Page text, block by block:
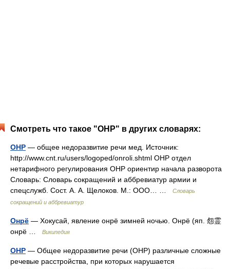
Смотреть что такое "ОНР" в других словарях:
ОНР — общее недоразвитие речи мед. Источник:
http://www.cnt.ru/users/logoped/onroli.shtml ОНР отдел
нетарифного регулирования ОНР ориентир начала разворота
Словарь: Словарь сокращений и аббревиатур армии и
спецслужб. Сост. А. А. Щелоков. М.: ООО… …
Словарь
сокращений и аббревиатур
Онрё — Хокусай, явление онрё зимней ночью. Онрё (яп. 怨霊
онрё …
Википедия
ОНР — Общее недоразвитие речи (ОНР) различные сложные
речевые расстройства, при которых нарушается